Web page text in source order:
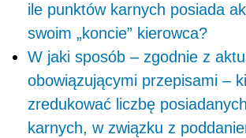
ile punktów karnych posiada
swoim „koncie” kierowca?
W jaki sposób – zgodnie z
obowiązującymi przepisami –
zredukować liczbę
karnych, w związku z